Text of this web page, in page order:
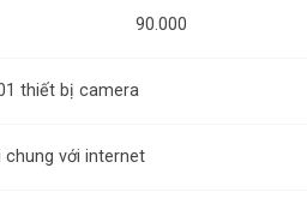
90.000
thiết bị camera
chung với internet